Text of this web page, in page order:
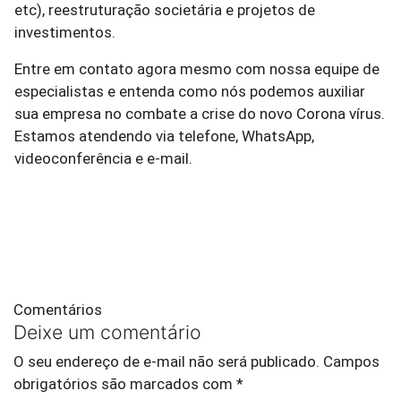
etc), reestruturação societária e projetos de
investimentos.
Entre em contato agora mesmo com nossa equipe de
especialistas e entenda como nós podemos auxiliar
sua empresa no combate a crise do novo Corona vírus.
Estamos atendendo via telefone, WhatsApp,
videoconferência e e-mail.
Comentários
Deixe um comentário
O seu endereço de e-mail não será publicado. Campos
obrigatórios são marcados com *